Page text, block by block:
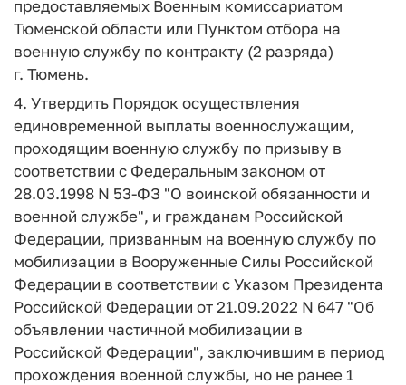
предоставляемых Военным комиссариатом
Тюменской области или Пунктом отбора на
военную службу по контракту (2 разряда)
г. Тюмень.
4. Утвердить Порядок осуществления
единовременной выплаты военнослужащим,
проходящим военную службу по призыву в
соответствии с Федеральным законом от
28.03.1998 N 53-ФЗ "О воинской обязанности и
военной службе", и гражданам Российской
Федерации, призванным на военную службу по
мобилизации в Вооруженные Силы Российской
Федерации в соответствии с Указом Президента
Российской Федерации от 21.09.2022 N 647 "Об
объявлении частичной мобилизации в
Российской Федерации", заключившим в период
прохождения военной службы, но не ранее 1